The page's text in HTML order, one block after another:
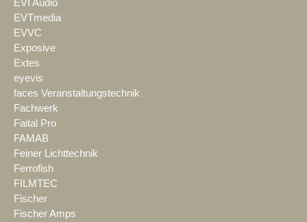
EVI Audio
EVTmedia
EVVC
Exposive
Extes
eyevis
faces Veranstaltungstechnik
Fachwerk
Faital Pro
FAMAB
Feiner Lichttechnik
Ferrofish
FILMTEC
Fischer
Fischer Amps